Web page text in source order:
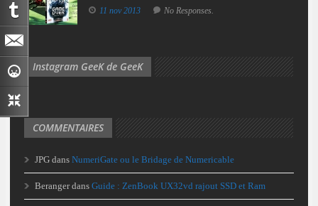
11 nov 2013 No Responses.
Instagram GeeK de GeeK
COMMENTAIRES
JPG dans NumeriGate ou le Bridage de Numericable
Berangerdans Guide : ZenBook UX32vd rajout SSD et Ram